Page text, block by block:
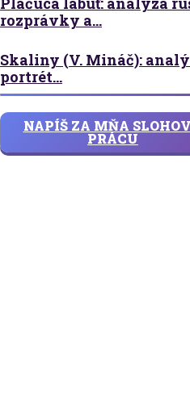
rozprávky a...
Skaliny (V. Mináč):
portrét...
NAPÍŠ ZA MŇA
PRÁCU